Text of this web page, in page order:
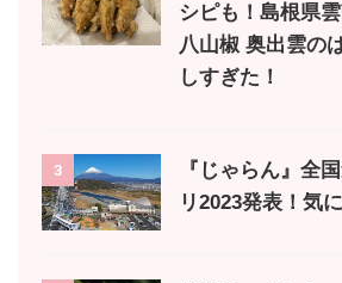
シピも！島根県
八山椒 奥出雲の
しすぎた！
3
『じゃらん』全
リ2023発表！気